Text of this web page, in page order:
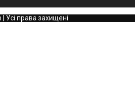
Усі права захищені